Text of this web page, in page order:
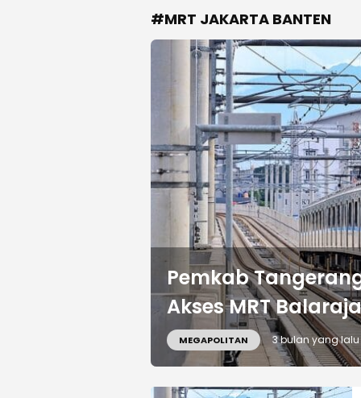
#MRT JAKARTA BANTEN
Pemkab
Akses MRT
MEGAPOLITAN 3 bulan yang lalu